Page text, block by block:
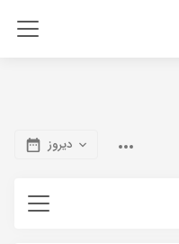
دیروز